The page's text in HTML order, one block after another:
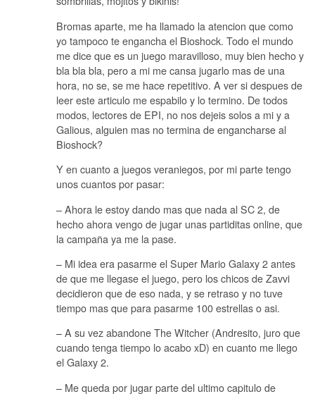
Bromas aparte, me ha llamado la atencion que como
yo tampoco te engancha el Bioshock. Todo el mundo
me dice que es un juego maravilloso, muy bien hecho y
bla bla bla, pero a mi me cansa jugarlo mas de una
hora, no se, se me hace repetitivo. A ver si despues de
leer este articulo me espabilo y lo termino. De todos
modos, lectores de EPI, no nos dejeis solos a mi y a
Galious, alguien mas no termina de engancharse al
Bioshock?
Y en cuanto a juegos veraniegos, por mi parte tengo
unos cuantos por pasar:
– Ahora le estoy dando mas que nada al SC 2, de
hecho ahora vengo de jugar unas partiditas online, que
la campaña ya me la pase.
– Mi idea era pasarme el Super Mario Galaxy 2 antes
de que me llegase el juego, pero los chicos de Zavvi
decidieron que de eso nada, y se retraso y no tuve
tiempo mas que para pasarme 100 estrellas o asi.
– A su vez abandone The Witcher (Andresito, juro que
cuando tenga tiempo lo acabo xD) en cuanto me llego
el Galaxy 2.
– Me queda por jugar parte del ultimo capitulo de